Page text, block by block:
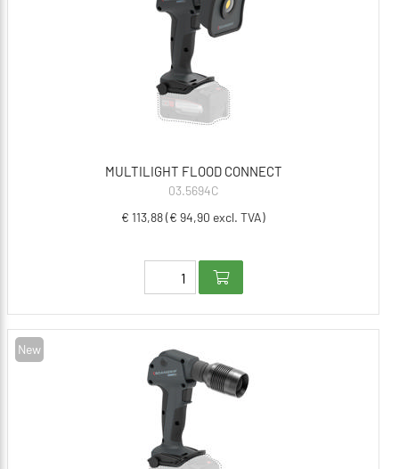
MULTILIGHT FLOOD CONNECT
03.5694C
€ 113,88 (€ 94,90 excl. TVA)
New